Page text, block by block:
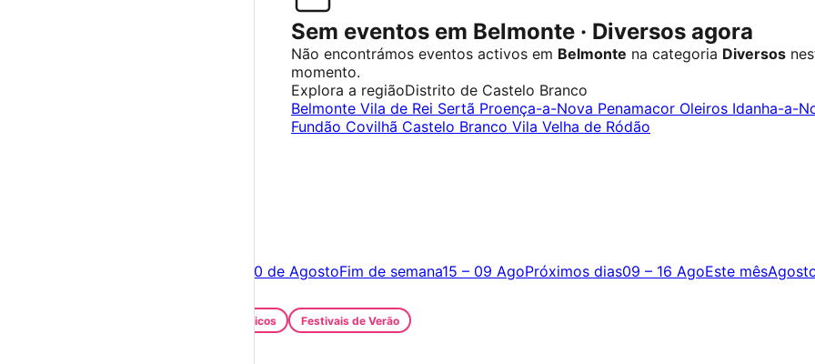
Sem eventos em Belmonte · Diversos agora
Não encontrámos eventos activos em Belmonte na categoria Diversos
momento.
Explora a regiãoDistrito de Castelo Branco
Belmonte Vila de Rei Sertã Proença-a-Nova Penamacor Oleiros Idanha-a-
Fundão Covilhã Castelo Branco Vila Velha de Ródão
10 de AgostoFim de semana15 – 09 AgoPróximos dias09 – 16 AgoEste mês
Festivais Gastronómicos Festivais de Verão